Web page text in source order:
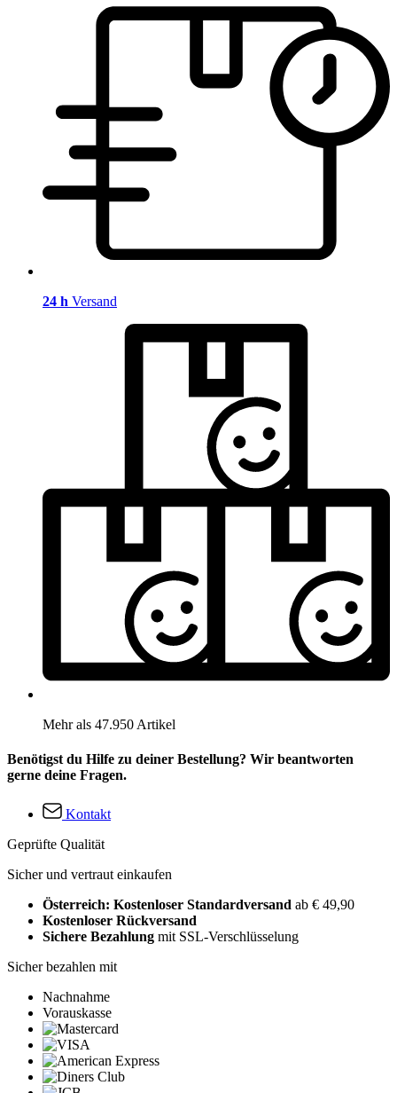
24 h Versand
Mehr als 47.950 Artikel
Benötigst du Hilfe zu deiner Bestellung? Wir beantworten
gerne deine Fragen.
Kontakt
Geprüfte Qualität
Sicher und vertraut einkaufen
Österreich: Kostenloser Standardversand ab € 49,90
Kostenloser Rückversand
Sichere Bezahlung mit SSL-Verschlüsselung
Sicher bezahlen mit
Nachnahme
Vorauskasse